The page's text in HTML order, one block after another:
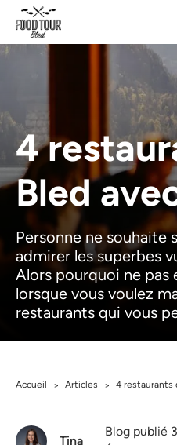
4
Bled
Personne ne souhaite
admirer les superbes
Alors pourquoi ne pas
lorsque vous voulez
restaurants qui vous
Accueil > Articles > 4 restaurants
Tina
Blog publié